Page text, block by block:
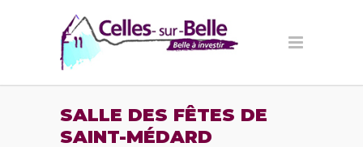
SALLE DES FÊTES DE
SAINT-MÉDARD